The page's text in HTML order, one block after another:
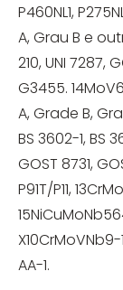
P460NL1,
A, Grau B e
210, UNI 7287,
G3455.
A, Grade B,
BS 3602-1, BS
GOST 8731,
P91T/P11,
AA-1.